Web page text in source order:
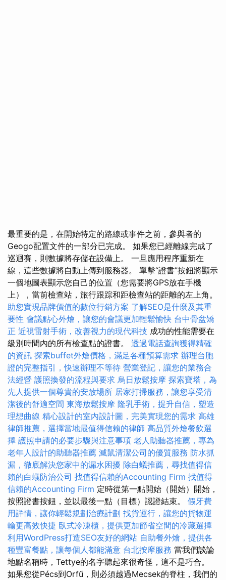
最重要的是，在開始特定的路線或事件之前，參與者的
Geogo配置文件的一部分已完成。 如果您已經離線完成了
巡迴賽，則數據將存儲在設備上。 一旦應用程序重新在
線，這些數據將自動上傳到服務器。 單擊“證書”按鈕將顯示
一個地圖表顯示您自己的位置（您需要將GPS放在手機
上），當前檢查站，旅行跟踪和距檢查站的距離的左上角。
助您實現品牌價值的數位行銷方案 了解SEO是什麼及其重
要性 會議點心外燴，讓您的會議更加輕鬆愉快 台中骨盆矯
正 近視雷射手術，改善視力的現代科技 成功的性能需要在
級別時間內的所有檢查點的證書。 透過電話查詢獲得精確
的資訊 探索buffet外燴價格，滿足各種預算需求 辦理台胞
證的完整指引，快速辦理不等待 營業登記，讓您的業務合
法經營 護照換發的流程與要求 烏日放鬆按摩 探索寶塔，為
先人提供一個尊貴的安放場所 居家打掃服務，讓您享受清
潔後的舒適空間 東海放鬆按摩 隆乳手術，提升自信，塑造
理想曲線 精心設計的室內設計圖，完美實現您的需求 高雄
律師推薦，選擇當地最值得信賴的律師 高品質外燴餐飲選
擇 護照申請的必要步驟與注意事項 老人助聽器推薦，專為
老年人設計的助聽器推薦 滅鼠清潔公司的優質服務 防水抓
漏，徹底解決您家中的漏水困擾 除白蟻推薦，尋找值得信
賴的白蟻防治公司 找值得信賴的Accounting Firm 找值得
信賴的Accounting Firm 定時從第一點開始（開始）開始，
按照證書按鈕，並以最後一點（目標）認證結束。 假牙費
用詳情，讓你輕鬆規劃治療計劃 找貨運行，讓您的貨物運
輸更高效快捷 臥式冷凍櫃，提供更加節省空間的冷藏選擇
利用WordPress打造SEO友好的網站 自助餐外燴，提供各
種豐富餐點，讓每個人都能滿意 台北按摩服務 當我們談論
地點名稱時，Tettye的名字聽起來很奇怪，這不是巧合。
如果您從Pécs到Orfű，則必須越過Mecsek的脊柱，我們的